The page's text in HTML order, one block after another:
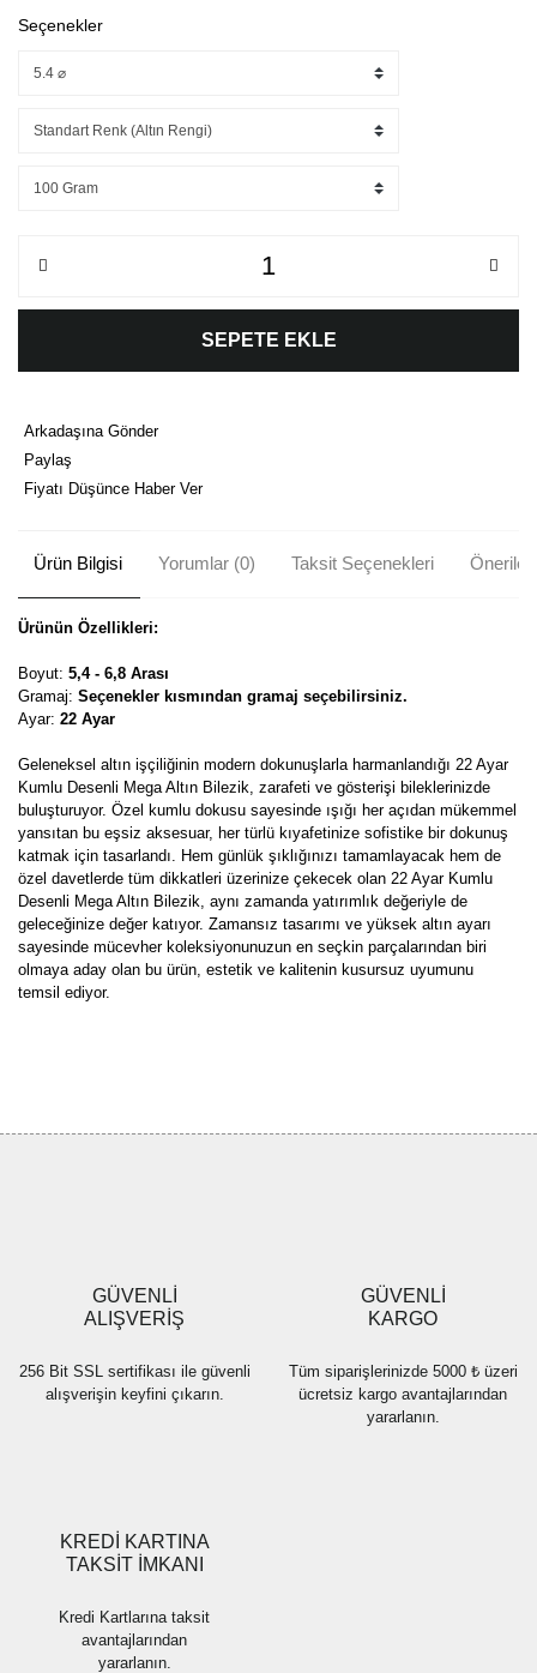
Seçenekler
SEPETE EKLE
Arkadaşına Gönder
Paylaş
Fiyatı Düşünce Haber Ver
Ürün Bilgisi Yorumlar (0) Taksit Seçenekleri
Ürünün Özellikleri:
Boyut: 5,4 - 6,8 Arası
Gramaj: Seçenekler kısmından gramaj seçebilirsiniz.
Ayar: 22 Ayar
Geleneksel altın işçiliğinin modern dokunuşlarla harmanlandığı 22 Ayar
Kumlu Desenli Mega Altın Bilezik, zarafeti ve gösterişi bileklerinizde
buluşturuyor. Özel kumlu dokusu sayesinde ışığı her açıdan mükemmel
yansıtan bu eşsiz aksesuar, her türlü kıyafetinize sofistike bir dokunuş
katmak için tasarlandı. Hem günlük şıklığınızı tamamlayacak hem de
özel davetlerde tüm dikkatleri üzerinize çekecek olan 22 Ayar Kumlu
Desenli Mega Altın Bilezik, aynı zamanda yatırımlık değeriyle de
geleceğinize değer katıyor. Zamansız tasarımı ve yüksek altın ayarı
sayesinde mücevher koleksiyonunuzun en seçkin parçalarından biri
olmaya aday olan bu ürün, estetik ve kalitenin kusursuz uyumunu
temsil ediyor.
Ürün fiyatı diğer sitelerden daha pahalı.
Bu ürüne benzer farklı alternatifler olmalı.
GÜVENLİ
ALIŞVERİŞ
256 Bit SSL sertifikası ile güvenli
alışverişin keyfini çıkarın.
GÜVENLİ
KARGO
Tüm siparişlerinizde 5000 ₺ üzeri
ücretsiz kargo avantajlarından
yararlanın.
KREDİ KARTINA
TAKSİT İMKANI
Kredi Kartlarına taksit
avantajlarından
yararlanın.